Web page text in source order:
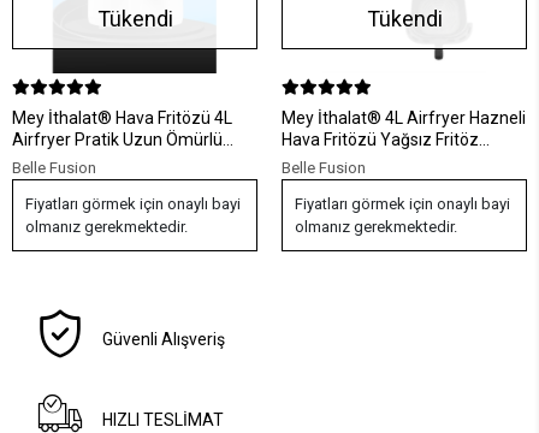
Tükendi
Mey İthalat® Hava Fritözü 4L
Airfryer Pratik Uzun Ömürlü
Yağsız Pişirme Taşınabilir
Belle Fusion
Fiyatları görmek için onaylı bayi
olmanız gerekmektedir.
Tükendi
Mey İthalat® 4L Airfryer Hazneli
Hava Fritözü Yağsız Fritöz
Taşınabilir Fırın İşlevi Gören
Pratik
Belle Fusion
Fiyatları görmek için onaylı bayi
olmanız gerekmektedir.
Güvenli Alışveriş
HIZLI TESLİMAT